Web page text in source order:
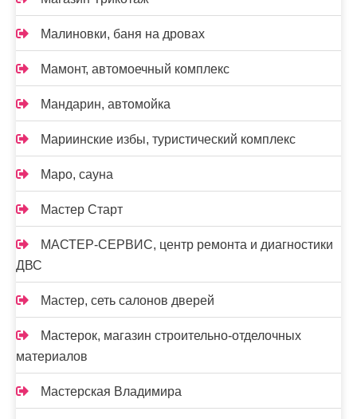
Малиновки, баня на дровах
Мамонт, автомоечный комплекс
Мандарин, автомойка
Мариинские избы, туристический комплекс
Маро, сауна
Мастер Старт
МАСТЕР-СЕРВИС, центр ремонта и диагностики
ДВС
Мастер, сеть салонов дверей
Мастерок, магазин строительно-отделочных
материалов
Мастерская Владимира